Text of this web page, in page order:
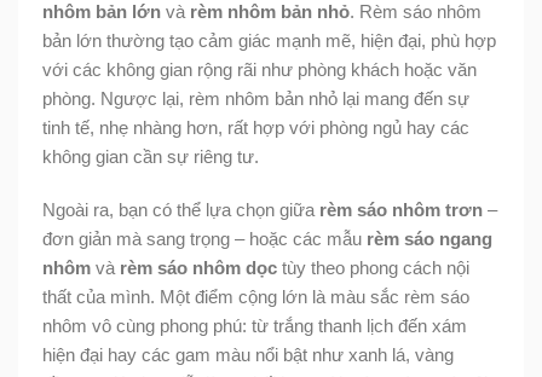
nhôm bản lớn và rèm nhôm bản nhỏ. Rèm sáo nhôm
bản lớn thường tạo cảm giác mạnh mẽ, hiện đại, phù hợp
với các không gian rộng rãi như phòng khách hoặc văn
phòng. Ngược lại, rèm nhôm bản nhỏ lại mang đến sự
tinh tế, nhẹ nhàng hơn, rất hợp với phòng ngủ hay các
không gian cần sự riêng tư.
Ngoài ra, bạn có thể lựa chọn giữa rèm sáo nhôm trơn –
đơn giản mà sang trọng – hoặc các mẫu rèm sáo ngang
nhôm và rèm sáo nhôm dọc tùy theo phong cách nội
thất của mình. Một điểm cộng lớn là màu sắc rèm sáo
nhôm vô cùng phong phú: từ trắng thanh lịch đến xám
hiện đại hay các gam màu nổi bật như xanh lá, vàng